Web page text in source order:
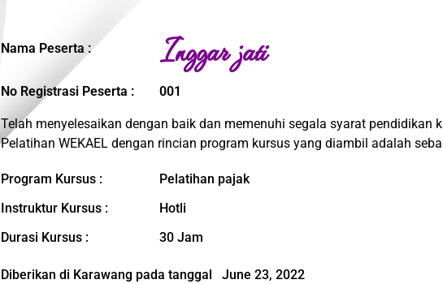
Nama Peserta : Inggar jati
No Registrasi Peserta : 001
Telah menyelesaikan dengan baik dan memenuhi segala syarat pendidikan
Pelatihan WEKAEL dengan rincian program kursus yang diambil adalah
Program Kursus :
Pelatihan pajak
Instruktur Kursus :
Hotli
Durasi Kursus :
30 Jam
Diberikan di Karawang pada tanggal June 23, 2022